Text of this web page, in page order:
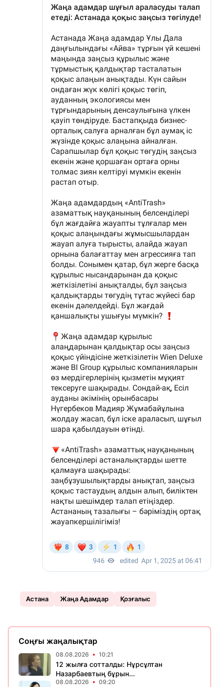
Астана Жаңа Адамдар Қозғалыс
Соңғы жаңалықтар
08.08.2026 10:21
12 жылға сотталды: Нұрсұлтан
Назарбаевтың бұрын...
08.08.2026 09:20